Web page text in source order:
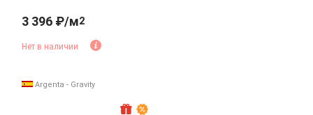
3 396 ₽/м2
Нет в наличии
Argenta - Gravity